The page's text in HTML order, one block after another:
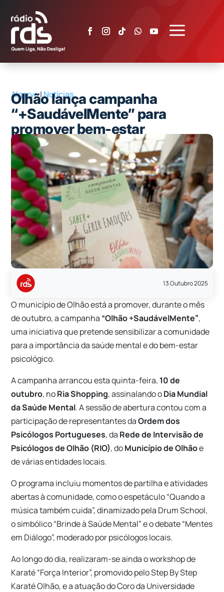
a
Algarve|Notícias
Olhão lança campanha
“+SaudávelMente” para
promover bem-estar
psicológico
13 Outubro 2025
O município de Olhão está a promover, durante o mês
de outubro, a campanha “Olhão +SaudávelMente”,
uma iniciativa que pretende sensibilizar a comunidade
para a importância da saúde mental e do bem-estar
psicológico.
A campanha arrancou esta quinta-feira, 10 de
outubro, noRia Shopping, assinalando oDia Mundial
da Saúde Mental. A sessão de abertura contou com a
participação de representantes daOrdem dos
Psicólogos Portugueses, da Rede de Intervisão de
Psicólogos de Olhão (RIO), doMunicípio de Olhãoe
de várias entidades locais.
O programa incluiu momentos de partilha e atividades
abertas à comunidade, como o espetáculo “Quando a
música também cuida”, dinamizado pela Drum School,
o simbólico “Brinde à Saúde Mental” e o debate “Mentes
em Diálogo”, moderado por psicólogos locais.
Ao longo do dia, realizaram-se ainda o workshop de
Karaté “Força Interior”, promovido pelo Step By Step
Karaté Olhão, e a atuação do Coro da Universidade